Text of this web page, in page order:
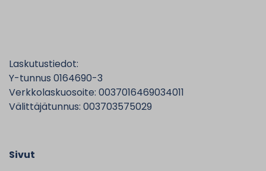
Laskutustiedot:
Y-tunnus 0164690-3
Verkkolaskuosoite: 0037016469034011
Välittäjätunnus: 003703575029
Sivut